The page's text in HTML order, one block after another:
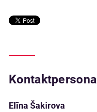
Kontaktpersona
Elīna Šakirova